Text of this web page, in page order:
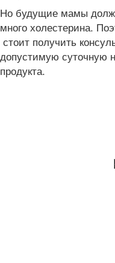
Но будущие мамы
много холестерина.
стоит получить
допустимую суточную
продукта.